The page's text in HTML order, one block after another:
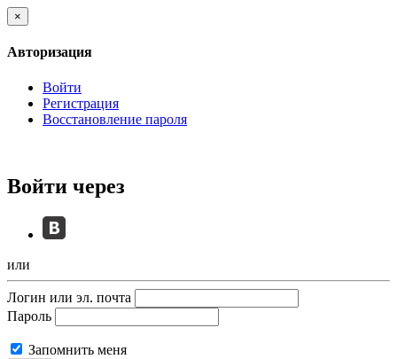
×
Авторизация
Войти
Регистрация
Восстановление пароля
Войти через
или
Логин или эл. почта
Пароль
Запомнить меня